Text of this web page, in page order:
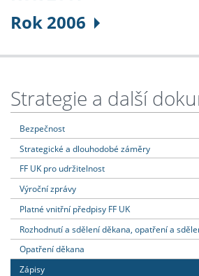
Rok 2006
Strategie a další
Bezpečnost
Strategické a dlouhodobé záměry
FF UK pro udržitelnost
Výroční zprávy
Platné vnitřní předpisy FF UK
Rozhodnutí a sdělení děkana, opatření a
Opatření děkana
Zápisy